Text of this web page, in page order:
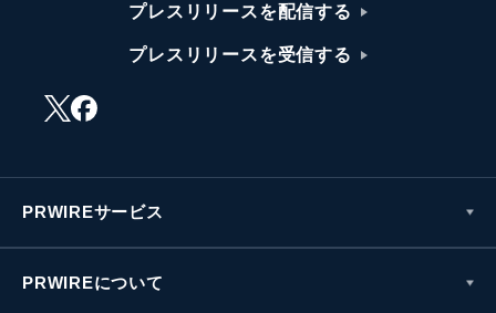
プレスリリースを配信する
プレスリリースを受信する
PRWIREサービス
PRWIREについて